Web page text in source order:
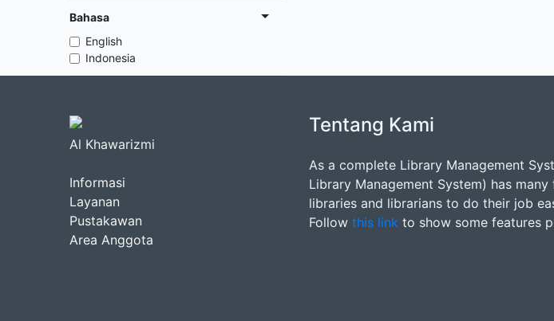
Bahasa
English
Indonesia
Al Khawarizmi
Informasi
Layanan
Pustakawan
Area Anggota
Tentang Kami
As a complete Library Management
Library Management System) has
libraries and librarians to do their job
Follow this link to show some features